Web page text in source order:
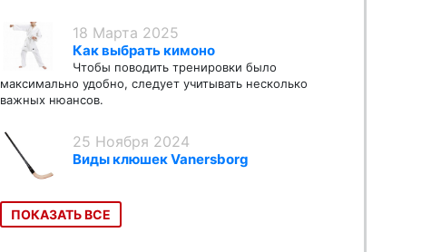
18 Марта 2025
Как выбрать кимоно
Чтобы поводить тренировки было
максимально удобно, следует учитывать несколько
важных нюансов.
25 Ноября 2024
Виды клюшек Vanersborg
ПОКАЗАТЬ ВСЕ